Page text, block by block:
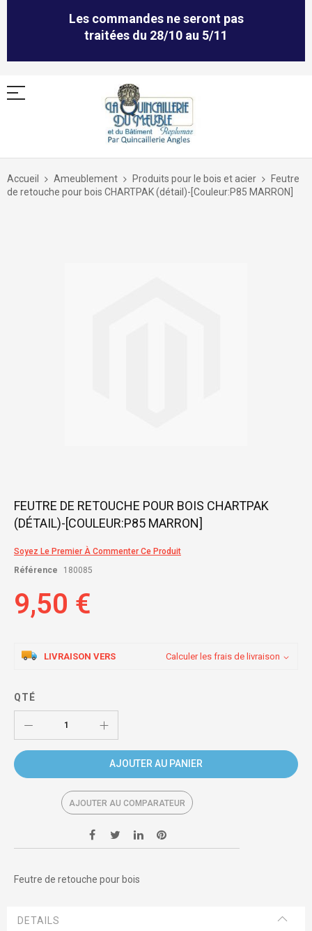
Les commandes ne seront pas
traitées du 28/10 au 5/11
Allez
contenu
Accueil Ameublement Produits pour le bois et acier
Feutre
de retouche pour bois CHARTPAK (détail)-[Couleur:P85 MARRON]
Skip
the
of
images
FEUTRE DE RETOUCHE POUR BOIS CHARTPAK
(DÉTAIL)-[COULEUR:P85 MARRON]
Soyez Le Premier À Commenter Ce Produit
Référence
180085
9,50 €
LIVRAISON VERS Calculer les frais de livraison
QTÉ
AJOUTER AU PANIER
AJOUTER AU COMPARATEUR
Feutre de retouche pour bois
DETAILS